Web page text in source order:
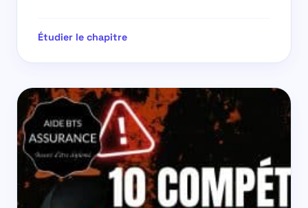
Étudier le chapitre